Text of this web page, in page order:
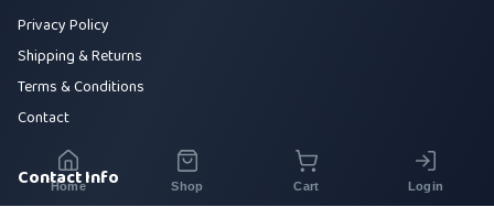
Privacy Policy
Shipping & Returns
Terms & Conditions
Contact
Contact Info
Home Shop Cart Login